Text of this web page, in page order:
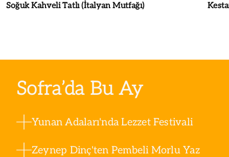
Soğuk Kahveli Tatlı (İtalyan Mutfağı)
Sofra’da Bu Ay
Yunan Adaları'nda Lezzet Festivali
Zeynep Dinç'ten Pembeli Morlu Yaz